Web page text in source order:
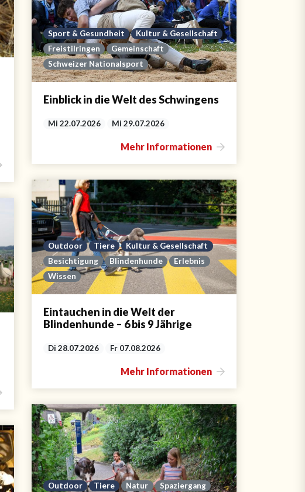
Sport & Gesundheit
Kultur & Gesellschaft
Freistilringen
Gemeinschaft
Schweizer Nationalsport
Einblick in die Welt des Schwingens
Mi 22.07.2026 Mi 29.07.2026
Mehr Informationen
Outdoor Tiere
Kultur & Gesellschaft
Besichtigung
Blindenhunde
Erlebnis
Wissen
Eintauchen in die Welt der
Blindenhunde – 6 bis 9 Jährige
Di 28.07.2026 Fr 07.08.2026
Mehr Informationen
Outdoor Tiere Natur
Spaziergang